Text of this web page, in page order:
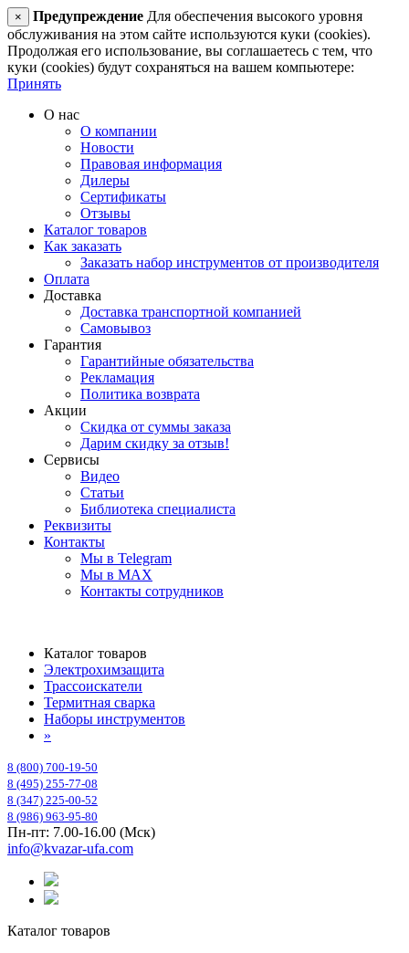
× Предупреждение Для обеспечения высокого уровня
обслуживания на этом сайте используются куки (cookies).
Продолжая его использование, вы соглашаетесь с тем, что
куки (cookies) будут сохраняться на вашем компьютере:
Принять
О нас
О компании
Новости
Правовая информация
Дилеры
Сертификаты
Отзывы
Каталог товаров
Как заказать
Заказать набор инструментов от производителя
Оплата
Доставка
Доставка транспортной компанией
Самовывоз
Гарантия
Гарантийные обязательства
Рекламация
Политика возврата
Акции
Скидка от суммы заказа
Дарим скидку за отзыв!
Сервисы
Видео
Статьи
Библиотека специалиста
Реквизиты
Контакты
Мы в Telegram
Мы в MAX
Контакты сотрудников
Каталог товаров
Электрохимзащита
Трассоискатели
Термитная сварка
Наборы инструментов
»
8 (800) 700-19-50
8 (495) 255-77-08
8 (347) 225-00-52
8 (986) 963-95-80
Пн-пт: 7.00-16.00 (Мск)
info@kvazar-ufa.com
Каталог товаров